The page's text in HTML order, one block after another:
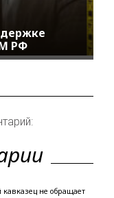
РФ
не обращает